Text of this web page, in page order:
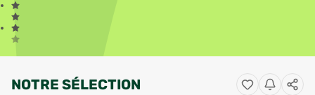
NOTRE SÉLECTION